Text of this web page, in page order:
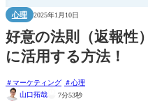
心理 2025年1月10日
好意の法則（返報性
に活用する方法！
マーケティング
心理
山口拓哉
7分53秒